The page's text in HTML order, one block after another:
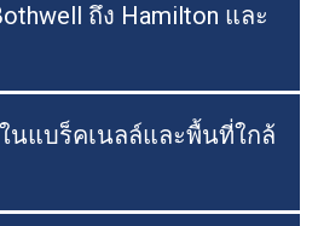
ถึง Hamilton และ
นแบร็คเนลล์และพื้นที่ใกล้